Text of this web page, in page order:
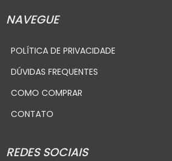
NAVEGUE
POLÍTICA DE PRIVACIDADE
DÚVIDAS FREQUENTES
COMO COMPRAR
CONTATO
REDES SOCIAIS